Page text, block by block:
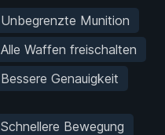
Unbegrenzte Munition
Alle Waffen freischalten
Bessere Genauigkeit
Schnellere Bewegung